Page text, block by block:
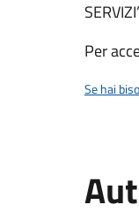
Per
Se hai